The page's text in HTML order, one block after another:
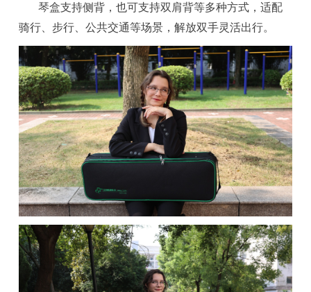
琴盒支持侧背，也可支持双肩背等多种方式，适配
骑行、步行、公共交通等场景，解放双手灵活出行。